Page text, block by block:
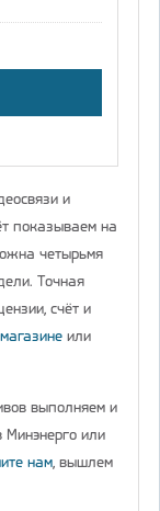
и
показываем на
четырьмя
Точная
счёт и
или
выполняем и
Минэнерго или
нам, вышлем